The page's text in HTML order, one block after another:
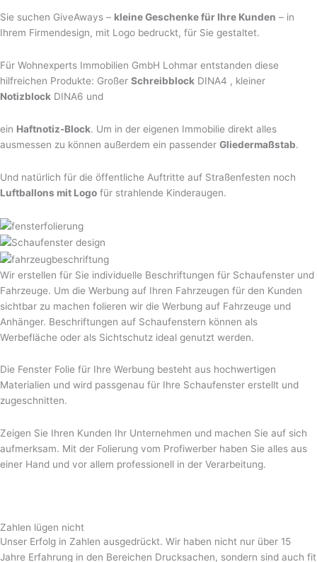
Sie suchen GiveAways – kleine Geschenke für Ihre Kunden – in
Ihrem Firmendesign, mit Logo bedruckt, für Sie gestaltet.
Für Wohnexperts Immobilien GmbH Lohmar entstanden diese
hilfreichen Produkte: Großer Schreibblock DINA4 , kleiner
Notizblock DINA6 und
ein Haftnotiz-Block. Um in der eigenen Immobilie direkt alles
ausmessen zu können außerdem ein passender Gliedermaßstab.
Und natürlich für die öffentliche Auftritte auf Straßenfesten noch
Luftballons mit Logo für strahlende Kinderaugen.
Wir erstellen für Sie individuelle Beschriftungen für Schaufenster und
Fahrzeuge. Um die Werbung auf Ihren Fahrzeugen für den Kunden
sichtbar zu machen folieren wir die Werbung auf Fahrzeuge und
Anhänger. Beschriftungen auf Schaufenstern können als
Werbefläche oder als Sichtschutz ideal genutzt werden.
Die Fenster Folie für Ihre Werbung besteht aus hochwertigen
Materialien und wird passgenau für Ihre Schaufenster erstellt und
zugeschnitten.
Zeigen Sie Ihren Kunden Ihr Unternehmen und machen Sie auf sich
aufmerksam. Mit der Folierung vom Profiwerber haben Sie alles aus
einer Hand und vor allem professionell in der Verarbeitung.
Zahlen lügen nicht
Unser Erfolg in Zahlen ausgedrückt. Wir haben nicht nur über 15
Jahre Erfahrung in den Bereichen Drucksachen, sondern sind auch fit